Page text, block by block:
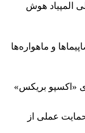
المپیاد هوش
و ماهواره‌ها
«اکسپو بریکس»
عملی از